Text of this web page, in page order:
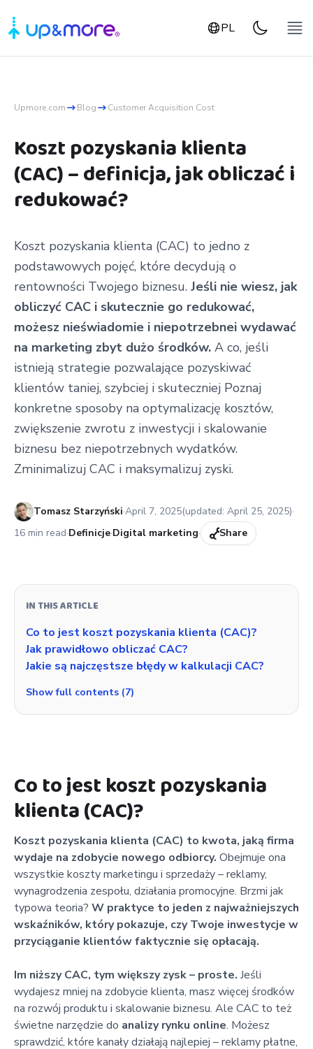
PL
Upmore.com Blog Customer Acquisition Cost
Koszt pozyskania klienta
(CAC) – definicja, jak obliczać i
redukować?
Koszt pozyskania klienta (CAC) to jedno z
podstawowych pojęć, które decydują o
rentowności Twojego biznesu. Jeśli nie wiesz, jak
obliczyć CAC i skutecznie go redukować,
możesz nieświadomie i niepotrzebnei wydawać
na marketing zbyt dużo środków. A co, jeśli
istnieją strategie pozwalające pozyskiwać
klientów taniej, szybciej i skuteczniej Poznaj
konkretne sposoby na optymalizację kosztów,
zwiększenie zwrotu z inwestycji i skalowanie
biznesu bez niepotrzebnych wydatków.
Zminimalizuj CAC i maksymalizuj zyski.
Tomasz Starzyński·Published:
April 7, 2025(updated: April 25, 2025)·
16 min read·Definicje·Digital marketing· Share
Co to jest koszt pozyskania
klienta (CAC)?
Koszt pozyskania klienta (CAC) to kwota, jaką firma
wydaje na zdobycie nowego odbiorcy. Obejmuje ona
wszystkie koszty marketingu i sprzedaży – reklamy,
wynagrodzenia zespołu, działania promocyjne. Brzmi jak
typowa teoria? W praktyce to jeden z najważniejszych
wskaźników, który pokazuje, czy Twoje inwestycje w
przyciąganie klientów faktycznie się opłacają.
Im niższy CAC, tym większy zysk – proste. Jeśli
wydajesz mniej na zdobycie klienta, masz więcej środków
na rozwój produktu i skalowanie biznesu. Ale CAC to też
świetne narzędzie do analizy rynku online. Możesz
sprawdzić, które kanały działają najlepiej – reklamy płatne,
IN THIS ARTICLE
Co to jest koszt pozyskania klienta (CAC)?
Jak prawidłowo obliczać CAC?
Jakie są najczęstsze błędy w kalkulacji CAC?
Show full contents (7)